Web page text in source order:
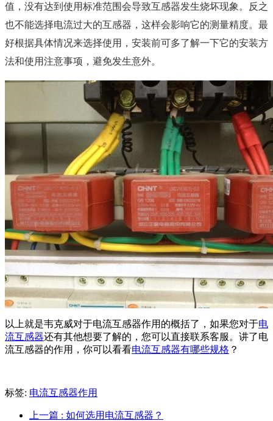
值，没有达到使用标准范围会导致互感器发生烧坏现象。反之
也不能选择电流过大的互感器，这样会影响它的测量精度。最
好根据具体情况来选择使用，安装前可多了解一下它的安装方
法和使用注意事项，避免发生意外。
以上就是韦克威对于电流互感器作用的概括了，如果您对于电
流互感器还有其他想要了解的，您可以直接联系客服。讲了电
流互感器的作用，你可以看看电流互感器有哪些规格 ？
标签: 电流互感器作用
上一篇 : 如何选用电流互感器？